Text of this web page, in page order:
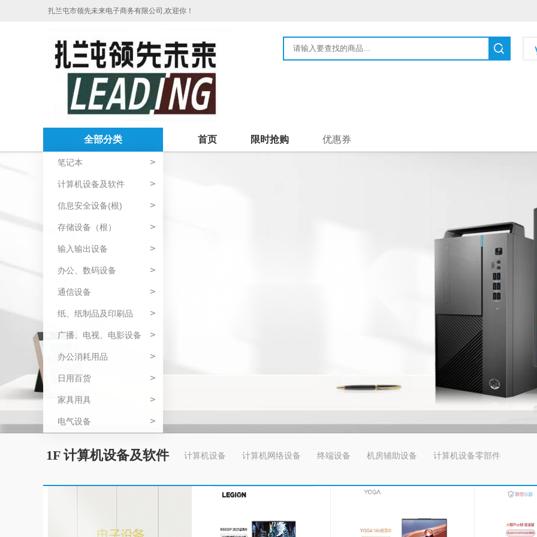
扎兰屯市领先未来电子商务有限公司,欢迎你！
全部分类
笔记本 >
计算机设备及软件 >
信息安全设备(根) >
存储设备（根） >
输入输出设备 >
办公、数码设备 >
通信设备 >
纸、纸制品及印刷品 >
广播、电视、电影设备 >
办公消耗用品 >
日用百货 >
家具用具 >
电气设备 >
首页 限时抢购 优惠券
1F 计算机设备及软件 计算机设备 计算机网络设备 终端设备 机房辅助设备 计算机设备零部件